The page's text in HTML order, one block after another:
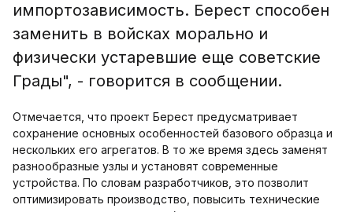
импортозависимость. Берест способен
заменить в войсках морально и
физически устаревшие еще советские
Грады", - говорится в сообщении.
Отмечается, что проект Берест предусматривает
сохранение основных особенностей базового образца и
нескольких его агрегатов. В то же время здесь заменят
разнообразные узлы и установят современные
устройства. По словам разработчиков, это позволит
оптимизировать производство, повысить технические